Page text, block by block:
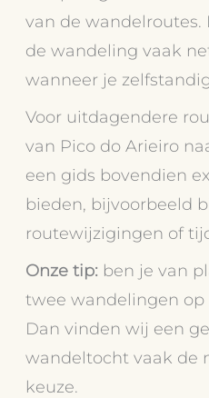
van de wandelroutes.
de wandeling vaak
wanneer je
Voor uitdagendere
van Pico do Arieiro
een gids bovendien
bieden, bijvoorbeeld
routewijzigingen of
Onze tip: ben je van
twee wandelingen op
Dan vinden wij een
wandeltocht vaak de
keuze.